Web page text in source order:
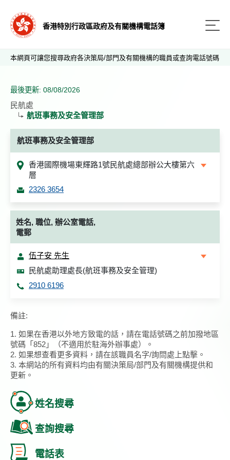
香港特別行政區政府及有關機構電話簿
本網頁可讓您搜尋政府各決策局/部門及有關機構的職員或查詢電話號碼
最後更新: 08/08/2026
民航處
航班事務及安全管理部
航班事務及安全管理部
香港國際機場東輝路1號民航處總部辦公大樓第六
層
2326 3654
姓名, 職位, 辦公室電話,
電郵
伍子安 先生
民航處助理處長(航班事務及安全管理)
2910 6196
備註:
1. 如果在香港以外地方致電的話，請在電話號碼之前加撥地區
號碼「852」（不適用於駐海外辦事處）。
2. 如果想查看更多資料，請在該職員名字/詢問處上點擊。
3. 本網站的所有資料均由有關決策局/部門及有關機構提供和
更新。
姓名搜尋
查詢搜尋
電話表